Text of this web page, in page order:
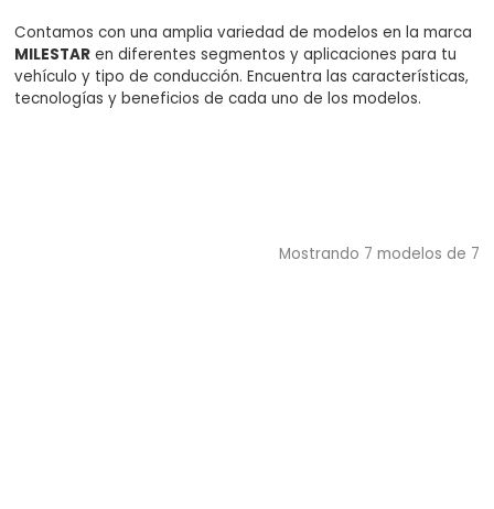
Contamos con una amplia variedad de modelos en la marca
MILESTAR en diferentes segmentos y aplicaciones para tu
vehículo y tipo de conducción. Encuentra las características,
tecnologías y beneficios de cada uno de los modelos.
Mostrando 7 modelos de 7
$0.00